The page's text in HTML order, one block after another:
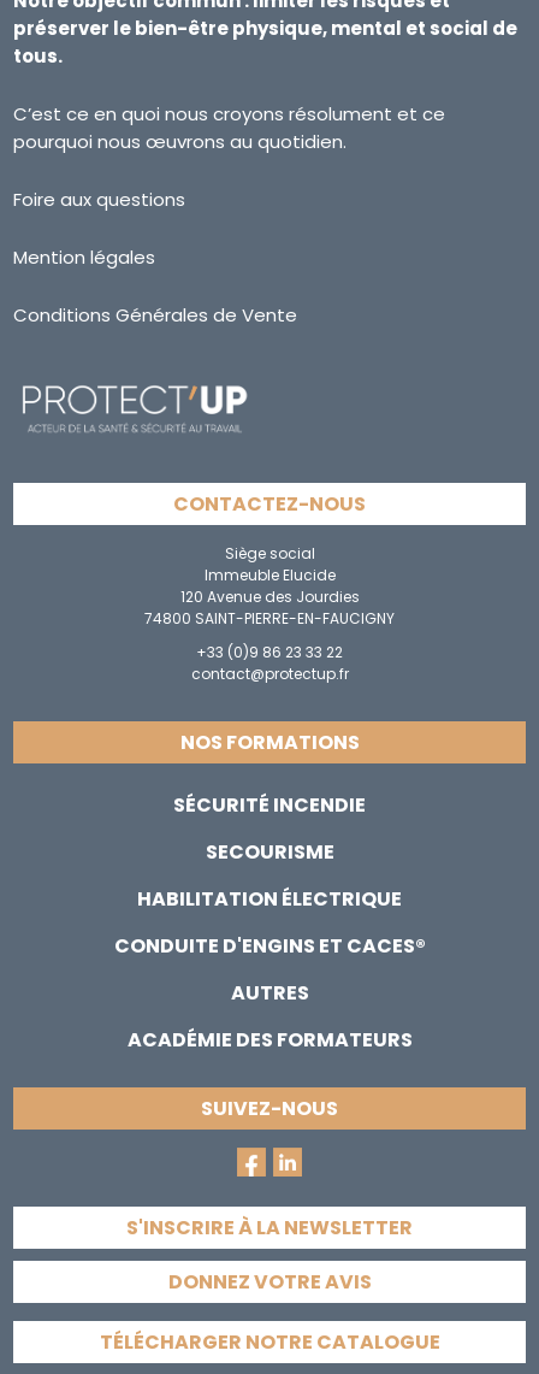
préserver le bien-être physique, mental et social de
tous.
C’est ce en quoi nous croyons résolument et ce
pourquoi nous œuvrons au quotidien.
Foire aux questions
Mention légales
Conditions Générales de Vente
CONTACTEZ-NOUS
Siège social
Immeuble Elucide
120 Avenue des Jourdies
74800 SAINT-PIERRE-EN-FAUCIGNY
+33 (0)9 86 23 33 22
contact@protectup.fr
NOS FORMATIONS
SÉCURITÉ INCENDIE
SECOURISME
HABILITATION ÉLECTRIQUE
CONDUITE D'ENGINS ET CACES®
AUTRES
ACADÉMIE DES FORMATEURS
SUIVEZ-NOUS
S'INSCRIRE À LA NEWSLETTER
DONNEZ VOTRE AVIS
TÉLÉCHARGER NOTRE CATALOGUE